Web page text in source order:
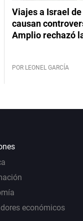
Viajes a Israel
causan
Amplio rechazó
POR LEONEL GARCÍA
económicos